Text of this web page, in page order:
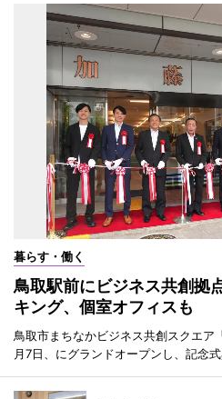
暮らす・働く
鳥取駅前にビジネス共創
キング、個室オフィスも
鳥取市まちなかビジネス共創スクエア
月7日、にグランドオープンし、記念式